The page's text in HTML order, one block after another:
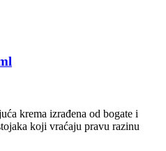
krema izrađena od bogate i
koji vraćaju pravu razinu